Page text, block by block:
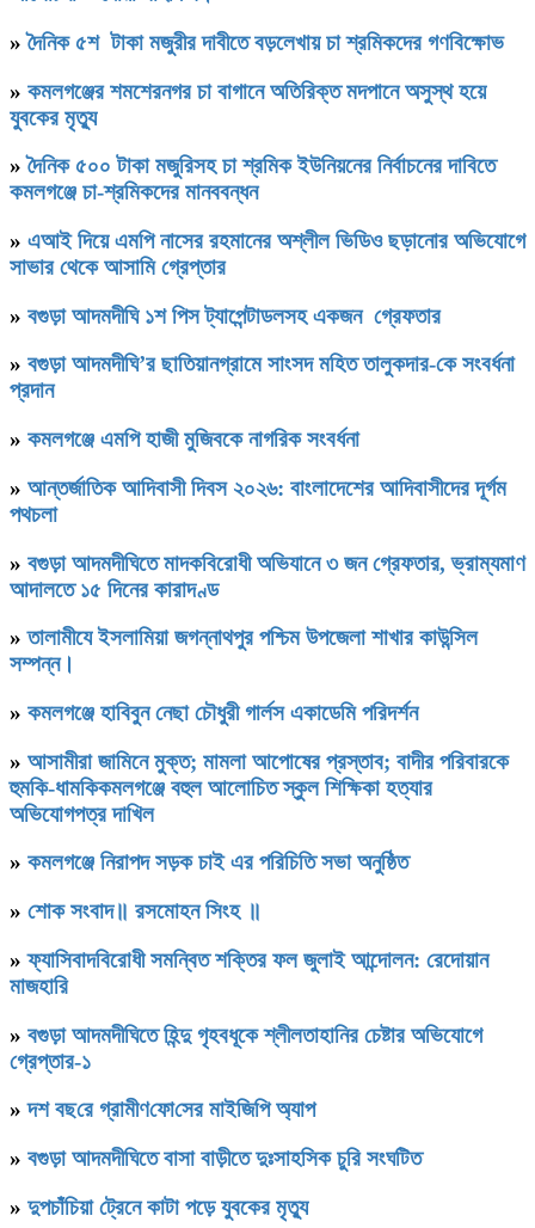
»দৈনিক ৫শ টাকা মজুরীর দাবীতে বড়লেখায় চা শ্রমিকদের গণবিক্ষোভ
» কমলগঞ্জের শমশেরনগর চা বাগানে অতিরিক্ত মদপানে অসুস্থ হয়ে
যুবকের মৃত্যু
»দৈনিক ৫০০ টাকা মজুরিসহ চা শ্রমিক ইউনিয়নের নির্বাচনের দাবিতে
কমলগঞ্জে চা-শ্রমিকদের মানববন্ধন
» এআই দিয়ে এমপি নাসের রহমানের অশ্লীল ভিডিও ছড়ানোর অভিযোগে
সাভার থেকে আসামি গ্রেপ্তার
» বগুড়া আদমদীঘি ১শ পিস ট্যাপেন্টাডলসহ একজন গ্রেফতার
» বগুড়া আদমদীঘি’র ছাতিয়ানগ্রামে সাংসদ মহিত তালুকদার-কে সংবর্ধনা
প্রদান
» কমলগঞ্জে এমপি হাজী মুজিবকে নাগরিক সংবর্ধনা
» আন্তর্জাতিক আদিবাসী দিবস ২০২৬: বাংলাদেশের আদিবাসীদের দূর্গম
পথচলা
» বগুড়া আদমদীঘিতে মাদকবিরোধী অভিযানে ৩ জন গ্রেফতার, ভ্রাম্যমাণ
আদালতে ১৫ দিনের কারাদণ্ড
»‎তালামীযে ইসলামিয়া জগন্নাথপুর পশ্চিম উপজেলা শাখার কাউন্সিল
সম্পন্ন।
» কমলগঞ্জে হাবিবুন নেছা চৌধুরী গার্লস একাডেমি পরিদর্শন
» আসামীরা জামিনে মুক্ত; মামলা আপোষের প্রস্তাব; বাদীর পরিবারকে
হুমকি-ধামকিকমলগঞ্জে বহুল আলোচিত স্কুল শিক্ষিকা হত্যার
অভিযোগপত্র দাখিল
» কমলগঞ্জে নিরাপদ সড়ক চাই এর পরিচিতি সভা অনুষ্ঠিত
» শোক সংবাদ॥ রসমোহন সিংহ ॥
»ফ্যাসিবাদবিরোধী সমন্বিত শক্তির ফল জুলাই আন্দোলন: রেদোয়ান
মাজহারি
» বগুড়া আদমদীঘিতে হিন্দু গৃহবধূকে শ্লীলতাহানির চেষ্টার অভিযোগে
গ্রেপ্তার-১
»দশ বছ‌রে গ্রামীণ‌ফো‌সের মাইজিপি অ্যাপ
» বগুড়া আদমদীঘিতে বাসা বাড়ীতে দুঃসাহসিক চুরি সংঘটিত
» দুপচাঁচিয়া ট্রেনে কাটা পড়ে যুবকের মৃত্যু